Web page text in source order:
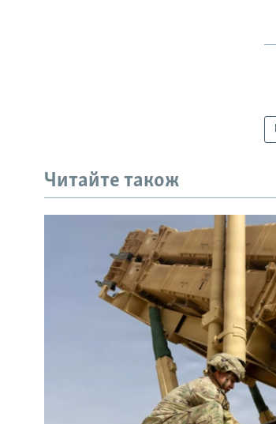
Читайте також